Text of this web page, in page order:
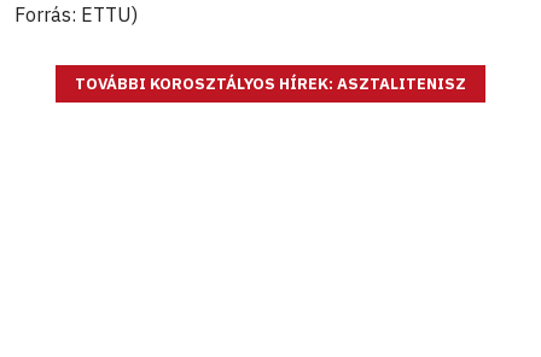
Forrás: ETTU)
TOVÁBBI KOROSZTÁLYOS HÍREK: ASZTALITENISZ